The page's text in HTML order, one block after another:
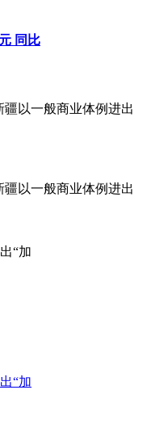
同比
以一般商业体例进出
以一般商业体例进出
“加
“加